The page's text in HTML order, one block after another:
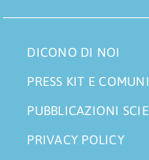
DICONO DI NOI
PRESS KIT E
PUBBLICAZIONI
PRIVACY POLICY